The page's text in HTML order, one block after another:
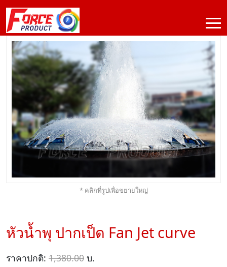
* คลิกที่รูปเพื่อขยายใหญ่
หัวน้ำพุ ปากเป็ด Fan Jet curve
ราคาปกติ: 1,380.00 บ.